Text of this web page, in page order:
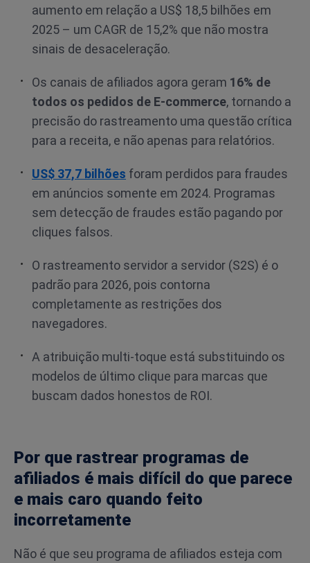
aumento em relação a US$ 18,5 bilhões em
2025 – um CAGR de 15,2% que não mostra
sinais de desaceleração.
Os canais de afiliados agora geram 16% de
todos os pedidos de E-commerce, tornando a
precisão do rastreamento uma questão crítica
para a receita, e não apenas para relatórios.
US$ 37,7 bilhões foram perdidos para fraudes
em anúncios somente em 2024. Programas
sem detecção de fraudes estão pagando por
cliques falsos.
O rastreamento servidor a servidor (S2S) é o
padrão para 2026, pois contorna
completamente as restrições dos
navegadores.
A atribuição multi-toque está substituindo os
modelos de último clique para marcas que
buscam dados honestos de ROI.
Por que rastrear programas de
afiliados é mais difícil do que parece
e mais caro quando feito
incorretamente
Não é que seu programa de afiliados esteja com